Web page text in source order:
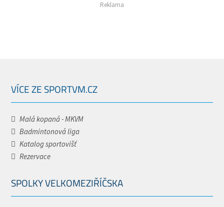
Reklama
VÍCE ZE SPORTVM.CZ
Malá kopaná - MKVM
Badmintonová liga
Katalog sportovišť
Rezervace
SPOLKY VELKOMEZIŘÍČSKA